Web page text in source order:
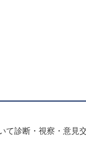
て診断・視察・意見